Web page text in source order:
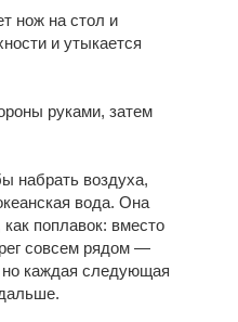
нож на стол и
и утыкается
руками, затем
набрать воздуха,
вода. Она
поплавок: вместо
совсем рядом —
но каждая следующая